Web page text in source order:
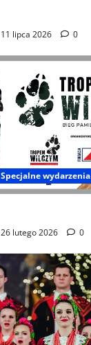
11 lipca 2026 0
Specjalne wydarzenia
26 lutego 2026 0